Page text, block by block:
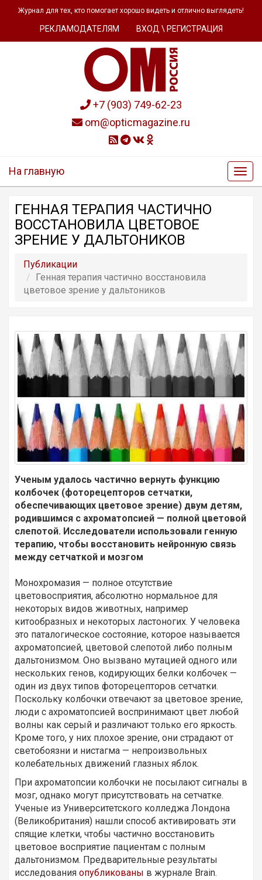
Журнал для тех, кто помогает хорошо видеть и отлично выглядеть!
РЕКЛАМОДАТЕЛЯМ ВХОД \ РЕГИСТРАЦИЯ
+7 (903) 749-62-23
om@opticmagazine.ru
На главную
ГЕННАЯ ТЕРАПИЯ ЧАСТИЧНО
ВОССТАНОВИЛА ЦВЕТОВОЕ
ЗРЕНИЕ У ДАЛЬТОНИКОВ
Публикации
Генная терапия частично восстановила
цветовое зрение у дальтоников
Ученым удалось частично вернуть функцию
колбочек (фоторецепторов сетчатки,
обеспечивающих цветовое зрение) двум детям,
родившимся с ахроматопсией — полной цветовой
слепотой. Исследователи использовали генную
терапию, чтобы восстановить нейронную связь
между сетчаткой и мозгом
Монохромазия — полное отсутствие
цветовосприятия, абсолютно нормальное для
некоторых видов животных, например
китообразных и некоторых ластоногих. У человека
это паталогическое состояние, которое называется
ахроматопсией, цветовой слепотой либо полным
дальтонизмом. Оно вызвано мутацией одного или
нескольких генов, кодирующих белки колбочек —
один из двух типов фоторецепторов сетчатки.
Поскольку колбочки отвечают за цветовое зрение,
люди с ахроматопсией воспринимают цвет любой
волны как серый и различают только его яркость.
Кроме того, у них плохое зрение, они страдают от
светобоязни и нистагма — непроизвольных
колебательных движений глазных яблок.
При ахроматопсии колбочки не посылают сигналы в
мозг, однако могут присутствовать на сетчатке.
Ученые из Университетского колледжа Лондона
(Великобритания) нашли способ активировать эти
спящие клетки, чтобы частично восстановить
цветовое восприятие пациентам с полным
дальтонизмом. Предварительные результаты
исследования опубликованы в журнале Brain.